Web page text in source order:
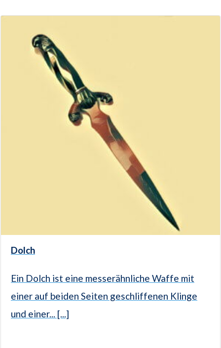
Dolch
Ein Dolch ist eine messerähnliche Waffe mit
einer auf beiden Seiten geschliffenen Klinge
und einer... [...]